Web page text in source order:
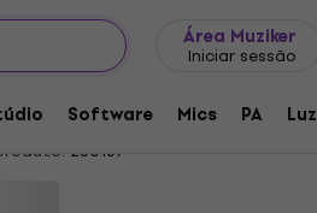
Área Muziker
Iniciar sessão
Software Mics PA Luz
de mistura para DJ
230167